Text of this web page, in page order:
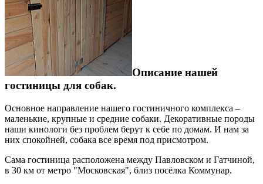
Описание нашей
гостиницы для собак.
Основное направление нашего гостиничного комплекса –
маленькие, крупные и средние собаки. Декоративные породы
наши кинологи без проблем берут к себе по домам. И нам за
них спокойней, собака все время под присмотром.
Сама гостиница расположена между Павловском и Гатчиной,
в 30 км от метро "Московская", близ посёлка Коммунар.